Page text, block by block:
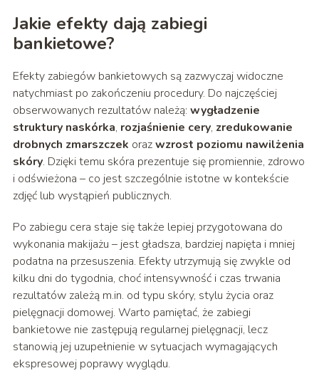
Jakie efekty dają zabiegi
bankietowe?
Efekty zabiegów bankietowych są zazwyczaj widoczne
natychmiast po zakończeniu procedury. Do najczęściej
obserwowanych rezultatów należą: wygładzenie
struktury naskórka, rozjaśnienie cery, zredukowanie
drobnych zmarszczek orazwzrost poziomu nawilżenia
skóry. Dzięki temu skóra prezentuje się promiennie, zdrowo
i odświeżona – co jest szczególnie istotne w kontekście
zdjęć lub wystąpień publicznych.
Po zabiegu cera staje się także lepiej przygotowana do
wykonania makijażu – jest gładsza, bardziej napięta i mniej
podatna na przesuszenia. Efekty utrzymują się zwykle od
kilku dni do tygodnia, choć intensywność i czas trwania
rezultatów zależą m.in. od typu skóry, stylu życia oraz
pielęgnacji domowej. Warto pamiętać, że zabiegi
bankietowe nie zastępują regularnej pielęgnacji, lecz
stanowią jej uzupełnienie w sytuacjach wymagających
ekspresowej poprawy wyglądu.